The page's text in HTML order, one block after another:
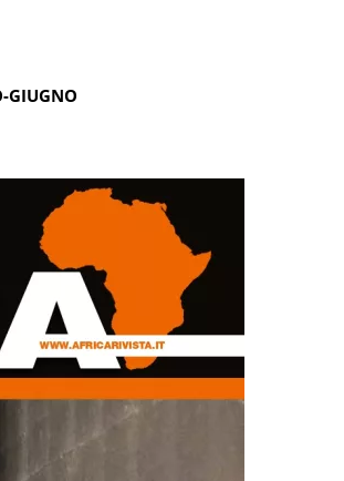
GIUGNO